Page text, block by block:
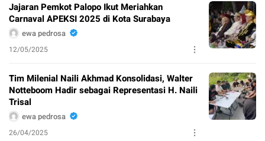
Jajaran Pemkot Palopo Ikut Meriahkan
Carnaval APEKSI 2025 di Kota Surabaya
ewa pedrosa
12/05/2025
Tim Milenial Naili Akhmad Konsolidasi, Walter
Notteboom Hadir sebagai Representasi H. Naili
Trisal
ewa pedrosa
26/04/2025